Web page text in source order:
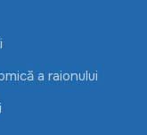
a raionului